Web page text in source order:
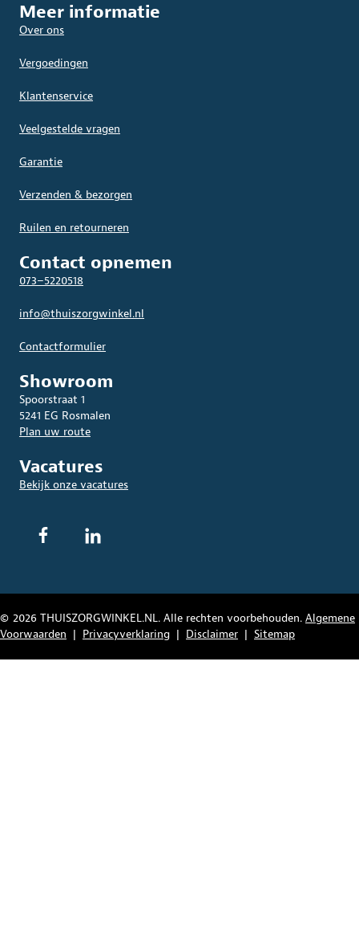
Meer informatie
Over ons
Vergoedingen
Klantenservice
Veelgestelde vragen
Garantie
Verzenden & bezorgen
Ruilen en retourneren
Contact opnemen
073–5220518
info@thuiszorgwinkel.nl
Contactformulier
Showroom
Spoorstraat 1
5241 EG Rosmalen
Plan uw route
Vacatures
Bekijk onze vacatures
© 2026 THUISZORGWINKEL.NL. Alle rechten voorbehouden. Algemene
Voorwaarden | Privacyverklaring | Disclaimer | Sitemap